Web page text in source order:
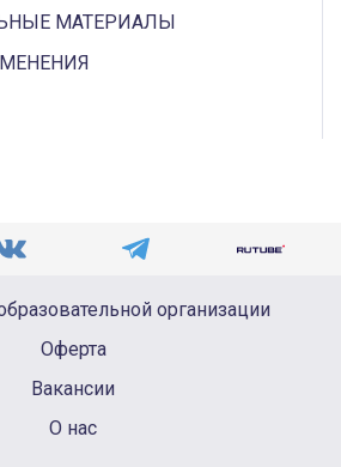
И БЮДЖЕТИРОВАНИЕ
ТРУДА
МАТЕРИАЛЫ
организации
Оферта
Вакансии
О нас